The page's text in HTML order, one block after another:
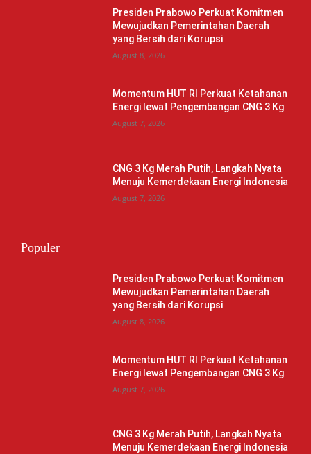
Presiden Prabowo Perkuat Komitmen
Mewujudkan Pemerintahan Daerah
yang Bersih dari Korupsi
August 8, 2026
Momentum HUT RI Perkuat Ketahanan
Energi lewat Pengembangan CNG 3 Kg
August 7, 2026
CNG 3 Kg Merah Putih, Langkah Nyata
Menuju Kemerdekaan Energi Indonesia
August 7, 2026
Populer
Presiden Prabowo Perkuat Komitmen
Mewujudkan Pemerintahan Daerah
yang Bersih dari Korupsi
August 8, 2026
Momentum HUT RI Perkuat Ketahanan
Energi lewat Pengembangan CNG 3 Kg
August 7, 2026
CNG 3 Kg Merah Putih, Langkah Nyata
Menuju Kemerdekaan Energi Indonesia